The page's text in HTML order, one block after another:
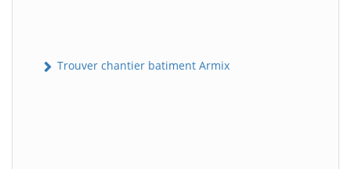
Trouver chantier batiment Armix